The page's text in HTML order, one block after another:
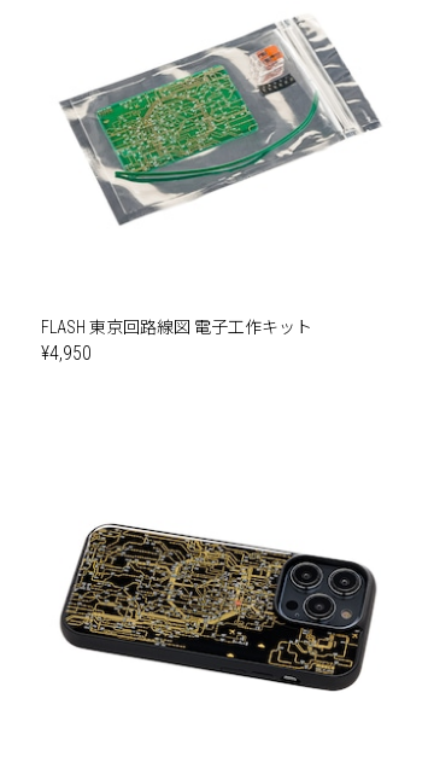
FLASH 東京回路線図 電子工作キット
¥4,950